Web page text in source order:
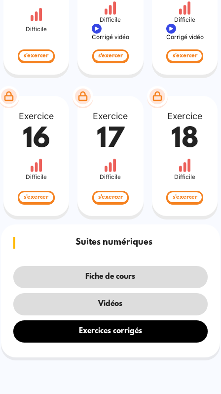
Difficile
s'exercer
Difficile
Corrigé vidéo
s'exercer
Difficile
Corrigé vidéo
s'exercer
Exercice
16
Difficile
s'exercer
Exercice
17
Difficile
s'exercer
Exercice
18
Difficile
s'exercer
Suites numériques
Fiche de cours
Vidéos
Exercices corrigés